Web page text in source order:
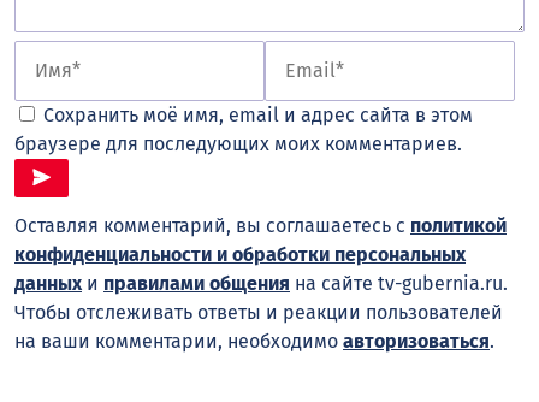
Сохранить моё имя, email и адрес сайта в этом
браузере для последующих моих комментариев.
Оставляя комментарий, вы соглашаетесь с политикой
конфиденциальности и обработки персональных
данныхи правилами общения на сайте tv-gubernia.ru.
Чтобы отслеживать ответы и реакции пользователей
на ваши комментарии, необходимо авторизоваться.